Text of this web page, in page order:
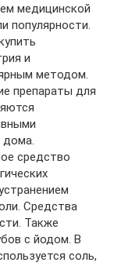
медицинской
популярности.
и
методом.
препараты для
дома.
средство
Средства
Также
с йодом. В
соль,